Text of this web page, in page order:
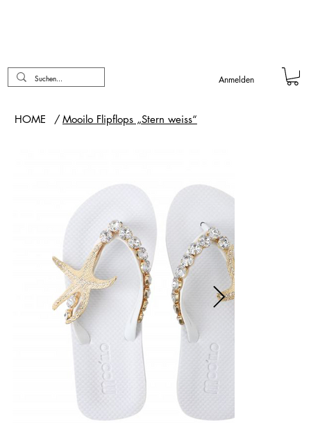
Anmelden
HOME / Mooilo Flipflops „Stern weiss“